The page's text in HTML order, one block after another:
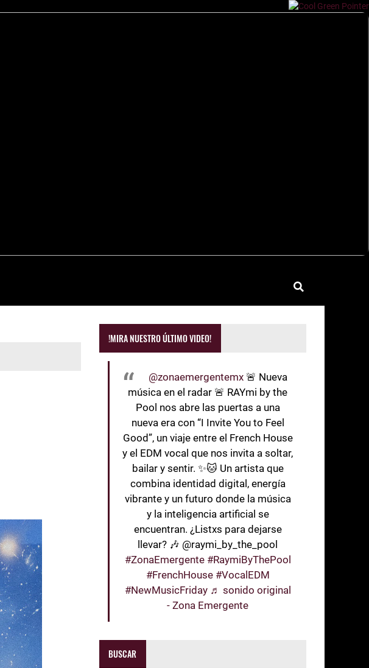
!MIRA NUESTRO ÚLTIMO VIDEO!
@zonaemergentemx 🚨 Nueva
música en el radar 🚨 RAYmi by the
Pool nos abre las puertas a una
nueva era con “I Invite You to Feel
Good”, un viaje entre el French House
y el EDM vocal que nos invita a soltar,
bailar y sentir. ✨🐱 Un artista que
combina identidad digital, energía
vibrante y un futuro donde la música
y la inteligencia artificial se
encuentran. ¿Listxs para dejarse
llevar? 🎶 @raymi_by_the_pool
#ZonaEmergente #RaymiByThePool
#FrenchHouse #VocalEDM
#NewMusicFriday ♬ sonido original
- Zona Emergente
BUSCAR